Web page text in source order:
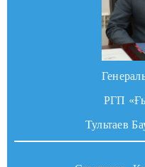
РГП
Тультаев